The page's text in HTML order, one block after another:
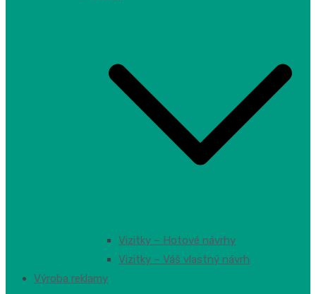
Vizitky – Hotové návrhy
Vizitky – Váš vlastný návrh
Výroba reklamy